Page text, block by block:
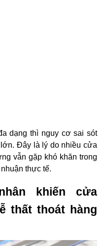
dạng thì nguy cơ sai sót
Đây là lý do nhiều cửa
vẫn gặp khó khăn trong
thực tế.
khiến cửa
thất thoát hàng